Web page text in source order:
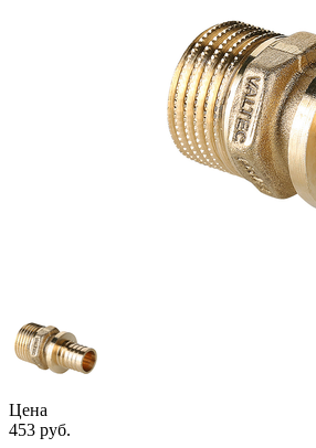
Цена
453 руб.